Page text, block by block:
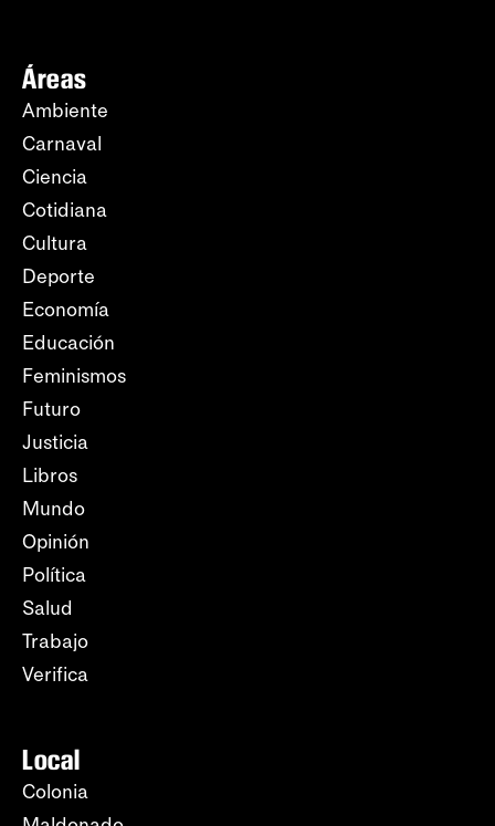
Áreas
Ambiente
Carnaval
Ciencia
Cotidiana
Cultura
Deporte
Economía
Educación
Feminismos
Futuro
Justicia
Libros
Mundo
Opinión
Política
Salud
Trabajo
Verifica
Local
Colonia